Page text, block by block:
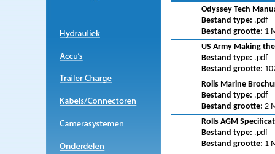
Odyssey Tech
Bestand type: .pdf
Bestand grootte: 1
US Army Making
Bestand type: .pdf
Bestand grootte:
Rolls Marine
Bestand type: .pdf
Bestand grootte: 2
Rolls AGM
Bestand type: .pdf
Bestand grootte: 1